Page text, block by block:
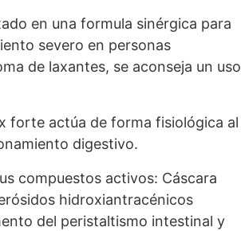
en una formula sinérgica para
severo en personas
de laxantes, se aconseja un uso
forte actúa de forma fisiológica al
digestivo.
compuestos activos: Cáscara
hidroxiantracénicos
del peristaltismo intestinal y